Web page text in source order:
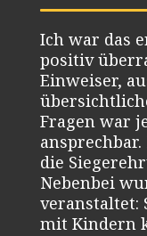
Ich war das
positiv
Einweiser,
Fragen war
die
Nebenbei
veranstaltet:
mit Kindern